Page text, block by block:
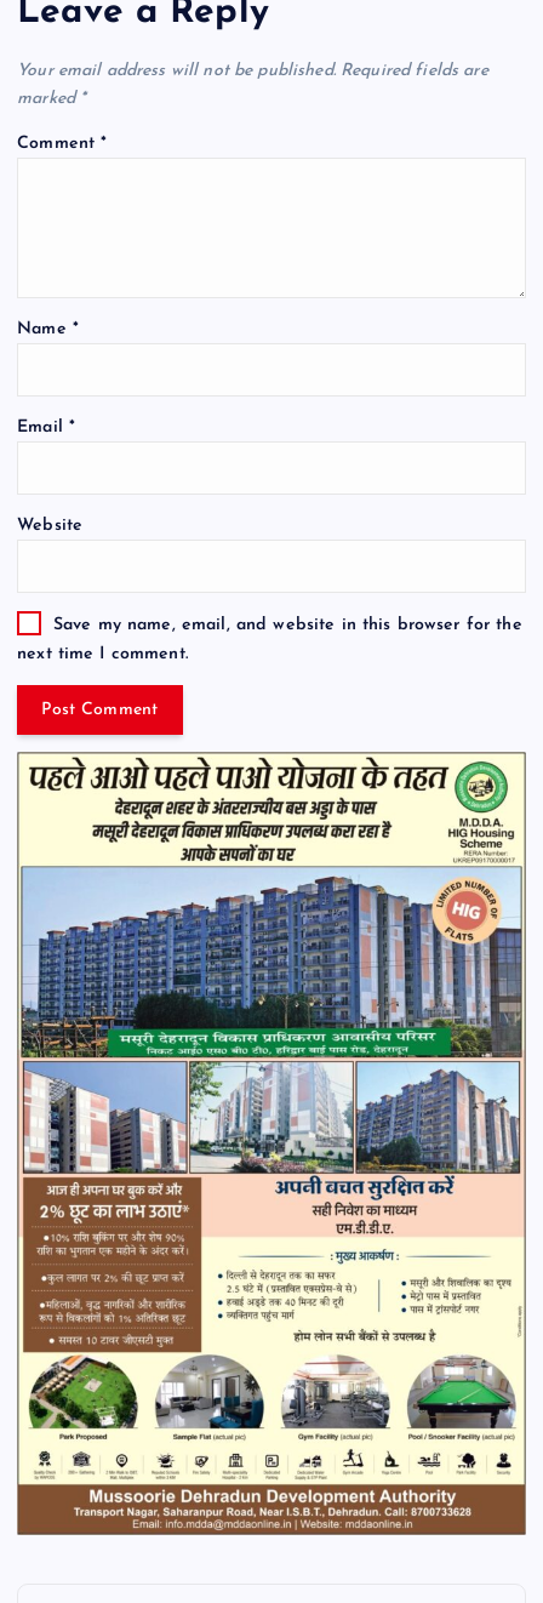
Leave a Reply
Your email address will not be published. Required fields are
marked *
Comment*
Name *
Email *
Website
Save my name, email, and website in this browser for the
next time I comment.